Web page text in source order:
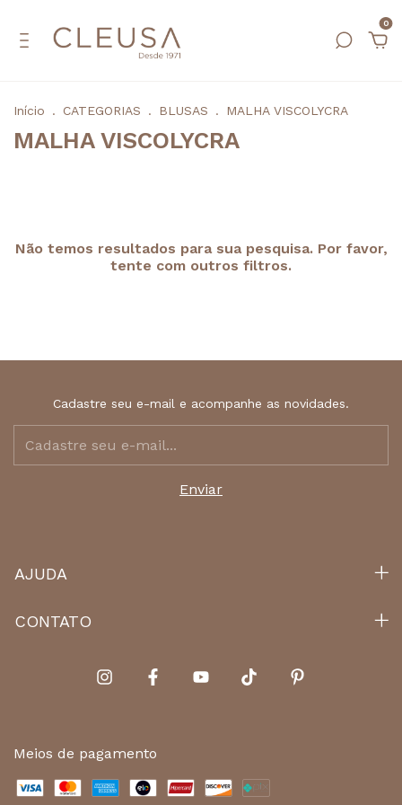
0
Início . CATEGORIAS . BLUSAS . MALHA VISCOLYCRA
MALHA VISCOLYCRA
Não temos resultados para sua pesquisa. Por favor,
tente com outros filtros.
Cadastre seu e-mail e acompanhe as novidades.
AJUDA
CONTATO
Meios de pagamento